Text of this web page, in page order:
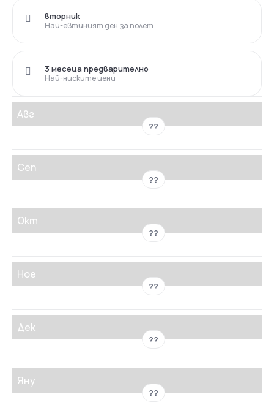
Най-евтиният ден за полет
вторник
Най-ниските цени
3 месеца предварително
Авг
??
Сеп
??
Окт
??
Ное
??
Дек
??
Яну
??